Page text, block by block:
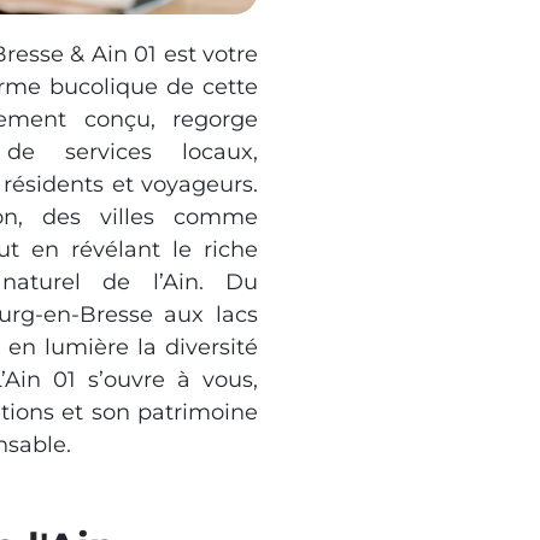
& Ain 01 est votre
bucolique de cette
conçu, regorge
services locaux,
et voyageurs.
des villes comme
en révélant le riche
de l’Ain. Du
en-Bresse aux lacs
en lumière la diversité
01 s’ouvre à vous,
et son patrimoine